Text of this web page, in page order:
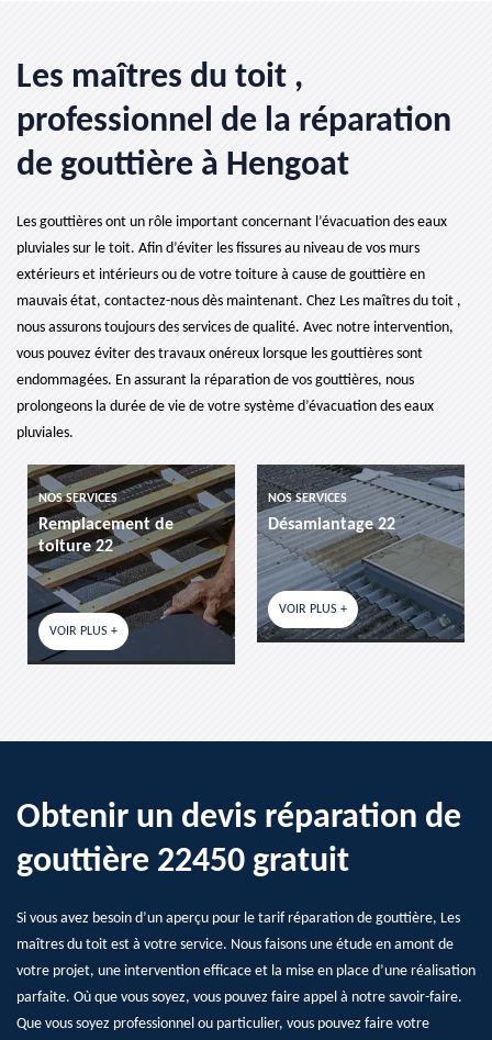
Les maîtres du toit ,
professionnel de la réparation
de gouttière à Hengoat
Les gouttières ont un rôle important concernant l’évacuation des eaux
pluviales sur le toit. Afin d’éviter les fissures au niveau de vos murs
extérieurs et intérieurs ou de votre toiture à cause de gouttière en
mauvais état, contactez-nous dès maintenant. Chez Les maîtres du toit ,
nous assurons toujours des services de qualité. Avec notre intervention,
vous pouvez éviter des travaux onéreux lorsque les gouttières sont
endommagées. En assurant la réparation de vos gouttières, nous
prolongeons la durée de vie de votre système d’évacuation des eaux
pluviales.
NOS SERVICES
Remplacement de
toiture 22
VOIR PLUS +
NOS SERVICES
Désamiantage 22
VOIR PLUS +
Obtenir un devis réparation de
gouttière 22450 gratuit
Si vous avez besoin d’un aperçu pour le tarif réparation de gouttière, Les
maîtres du toit est à votre service. Nous faisons une étude en amont de
votre projet, une intervention efficace et la mise en place d’une réalisation
parfaite. Où que vous soyez, vous pouvez faire appel à notre savoir-faire.
Que vous soyez professionnel ou particulier, vous pouvez faire votre